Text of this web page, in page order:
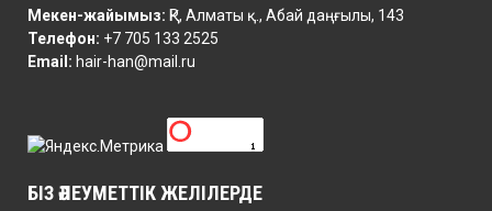
Мекен-жайымыз: ҚР, Алматы қ., Абай даңғылы, 143
Телефон: +7 705 133 2525
Email: hair-han@mail.ru
БІЗ ӘЛЕУМЕТТІК ЖЕЛІЛЕРДЕ